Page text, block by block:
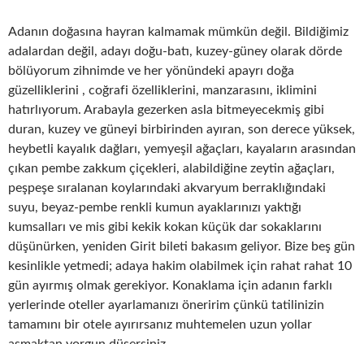
Adanın doğasına hayran kalmamak mümkün değil. Bildiğimiz
adalardan değil, adayı doğu-batı, kuzey-güney olarak dörde
bölüyorum zihnimde ve her yönündeki apayrı doğa
güzelliklerini , coğrafi özelliklerini, manzarasını, iklimini
hatırlıyorum. Arabayla gezerken asla bitmeyecekmiş gibi
duran, kuzey ve güneyi birbirinden ayıran, son derece yüksek,
heybetli kayalık dağları, yemyeşil ağaçları, kayaların arasından
çıkan pembe zakkum çiçekleri, alabildiğine zeytin ağaçları,
peşpeşe sıralanan koylarındaki akvaryum berraklığındaki
suyu, beyaz-pembe renkli kumun ayaklarınızı yaktığı
kumsalları ve mis gibi kekik kokan küçük dar sokaklarını
düşünürken, yeniden Girit bileti bakasım geliyor. Bize beş gün
kesinlikle yetmedi; adaya hakim olabilmek için rahat rahat 10
gün ayırmış olmak gerekiyor. Konaklama için adanın farklı
yerlerinde oteller ayarlamanızı öneririm çünkü tatilinizin
tamamını bir otele ayırırsanız muhtemelen uzun yollar